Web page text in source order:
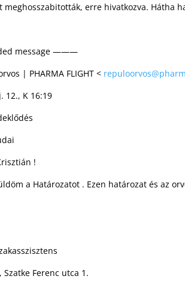
meghosszabitották, erre hivatkozva. Hátha
message ———
| PHARMA FLIGHT <
12., K 16:19
!
a Határozatot . Ezen határozat és az
Szatke Ferenc utca 1.